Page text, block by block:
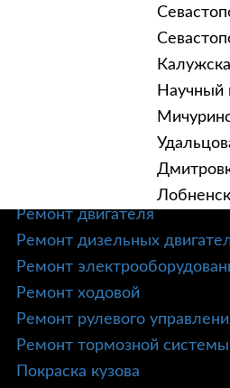
Научный
Техническое обслуживание
Ремонт трансмиссии
Ремонт двигателя
Ремонт дизельных
Ремонт
Ремонт ходовой
Ремонт рулевого
Ремонт тормозной системы
Покраска кузова